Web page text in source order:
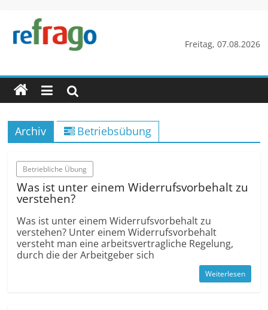
springen
Freitag, 07.08.2026
refrago
Rechtsfragen
online
verständlich
erklärt
Archiv Betriebsübung
Betrieb­liche Übung
Was ist unter einem Widerrufs­vorbehalt zu
verstehen?
Was ist unter einem Widerrufs­vorbehalt zu
verstehen? Unter einem Widerrufs­vorbehalt
versteht man eine arbeits­vertrag­liche Regelung,
durch die der Arbeitgeber sich
Weiterlesen